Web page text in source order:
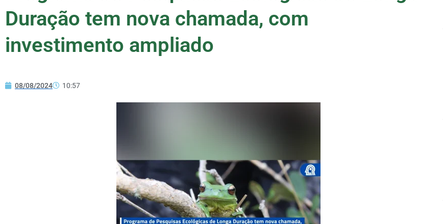
Duração tem nova chamada, com
investimento ampliado
08/08/2024 10:57